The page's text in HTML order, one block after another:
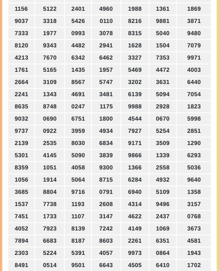
1156 5122 2401 4960 1988 1361
1869
9037
3318 5426 0110 8216 9881
3871
7333
1977 0993 3078 8315 5040
9480
8120
9343 4482 2941 1628 1504
7079
4213
7670 6342 6462 3327 7353
9971
1761
5165 1435 1957 5469 4472
4003
2664
3109 8567 5747 3202 3631
6440
2241
1343 4691 3481 6139 5094
7054
8635
8748 0247 1175 9988 2928
1823
9032
0690 6751 1800 4544 0670
5998
9737
0922 3959 4934 7927 5254
2851
2139
2535 8030 6834 9171 3509
1290
5301
4145 5090 3839 9866 1339
6293
8359
1051 4058 9300 1366 2558
5036
1056
1914 5064 8715 6284 4932
9640
3685
8804 9716 0791 6940 5109
1358
1537
7738 1193 2608 4314 9496
3157
7451
1733 1107 3147 4622 2437
0768
4052
7923 8139 7242 4149 1069
3673
7894
6683 8187 8603 2261 6351
4581
2303
5224 5391 4057 9973 0864
1943
8491
0514 9501 6643 4505 6410
1702